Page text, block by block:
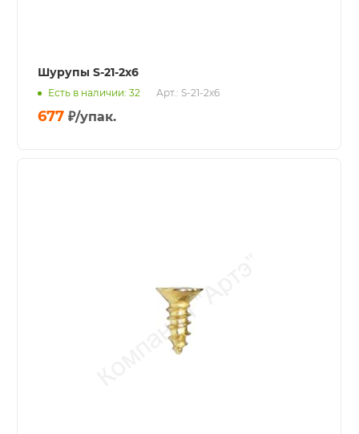
Шурупы S-21-2x6
Есть в наличии: 32 Арт.: S-21-2x6
677 ₽/упак.